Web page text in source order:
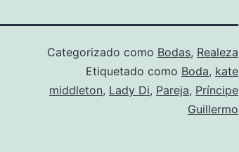
Categorizado como Bodas, Realeza
Etiquetado como Boda, kate
middleton, Lady Di, Pareja, Príncipe
Guillermo